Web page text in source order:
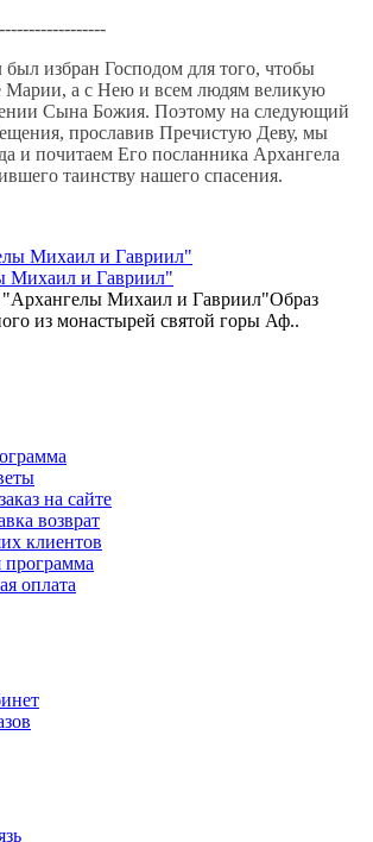
избран Господом для того, чтобы
Марии, а с Нею и всем людям великую
Сына Божия. Поэтому на следующий
прославив Пречистую Деву, мы
и почитаем Его посланника Архангела
таинству нашего спасения.
Михаил и Гавриил"
"Архангелы Михаил и Гавриил"Образ
из монастырей святой горы Аф..
на сайте
возврат
клиентов
программа
оплата